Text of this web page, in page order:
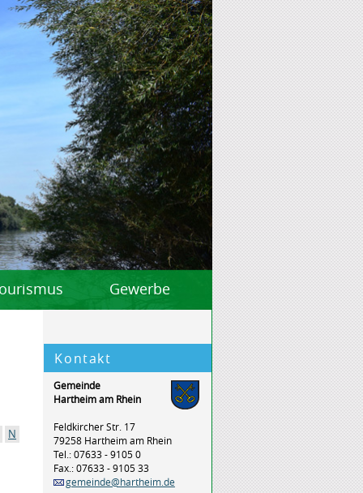
Gewerbe
N
Kontakt
Gemeinde
Hartheim am Rhein
Feldkircher Str. 17
79258 Hartheim am Rhein
Tel.: 07633 - 9105 0
Fax.: 07633 - 9105 33
gemeinde@hartheim.de